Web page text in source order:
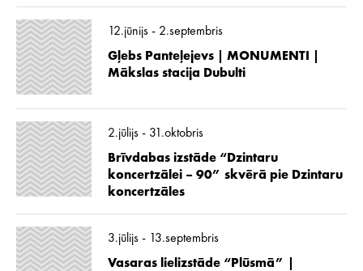
12.jūnijs - 2.septembris
Gļebs Panteļejevs | MONUMENTI |
Mākslas stacija Dubulti
2.jūlijs - 31.oktobris
Brīvdabas izstāde “Dzintaru
koncertzālei – 90” skvērā pie Dzintaru
koncertzāles
3.jūlijs - 13.septembris
Vasaras lielizstāde “Plūsmā” |